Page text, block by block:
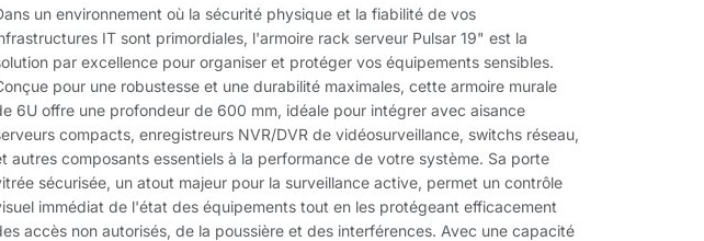
un environnement où la sécurité physique et la fiabilité de vos
IT sont primordiales, l'armoire rack serveur Pulsar 19" est la
par excellence pour organiser et protéger vos équipements sensibles.
pour une robustesse et une durabilité maximales, cette armoire murale
6U offre une profondeur de 600 mm, idéale pour intégrer avec aisance
compacts, enregistreurs NVR/DVR de vidéosurveillance, switchs réseau,
autres composants essentiels à la performance de votre système. Sa porte
sécurisée, un atout majeur pour la surveillance active, permet un contrôle
immédiat de l'état des équipements tout en les protégeant efficacement
accès non autorisés, de la poussière et des interférences. Avec une capacité